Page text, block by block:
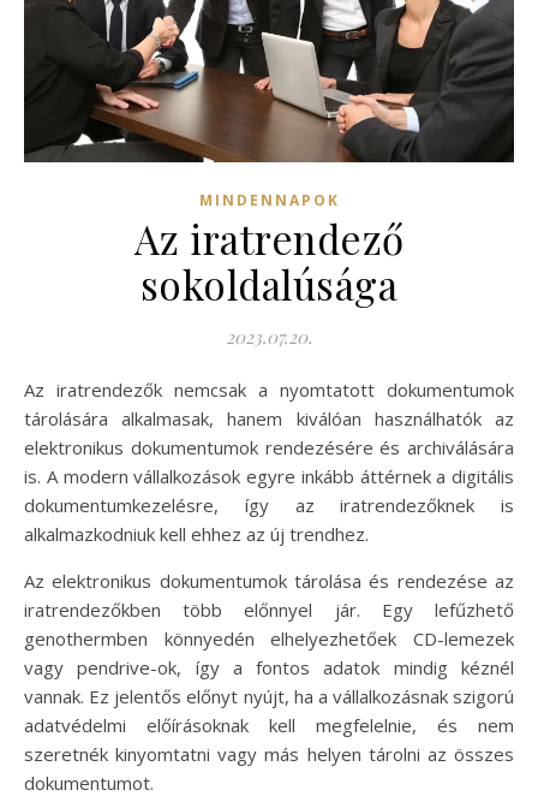
MINDENNAPOK
Az iratrendező
sokoldalúsága
2023.07.20.
Az iratrendezők nemcsak a nyomtatott dokumentumok
tárolására alkalmasak, hanem kiválóan használhatók az
elektronikus dokumentumok rendezésére és archiválására
is. A modern vállalkozások egyre inkább áttérnek a digitális
dokumentumkezelésre, így az iratrendezőknek is
alkalmazkodniuk kell ehhez az új trendhez.
Az elektronikus dokumentumok tárolása és rendezése az
iratrendezőkben több előnnyel jár. Egy lefűzhető
genothermben könnyedén elhelyezhetőek CD-lemezek
vagy pendrive-ok, így a fontos adatok mindig kéznél
vannak. Ez jelentős előnyt nyújt, ha a vállalkozásnak szigorú
adatvédelmi előírásoknak kell megfelelnie, és nem
szeretnék kinyomtatni vagy más helyen tárolni az összes
dokumentumot.